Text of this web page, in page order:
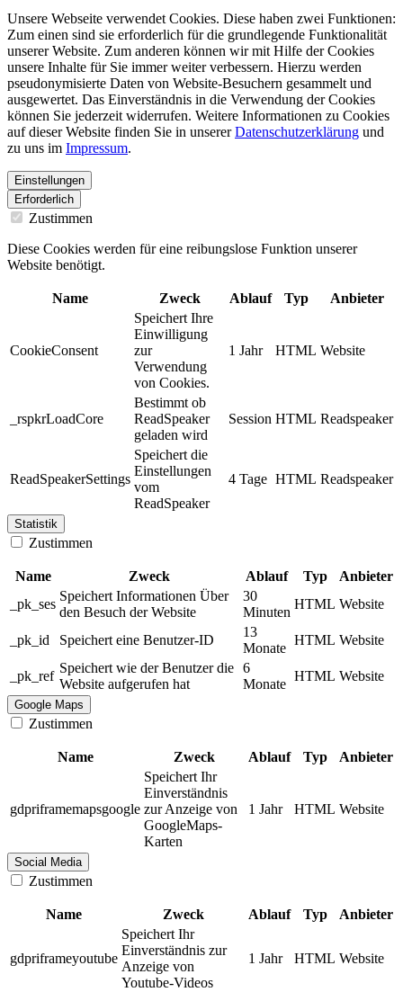
Unsere Webseite verwendet Cookies. Diese haben zwei Funktionen:
Zum einen sind sie erforderlich für die grundlegende Funktionalität
unserer Website. Zum anderen können wir mit Hilfe der Cookies
unsere Inhalte für Sie immer weiter verbessern. Hierzu werden
pseudonymisierte Daten von Website-Besuchern gesammelt und
ausgewertet. Das Einverständnis in die Verwendung der Cookies
können Sie jederzeit widerrufen. Weitere Informationen zu Cookies
auf dieser Website finden Sie in unsererDatenschutzerklärung und
zu uns im Impressum.
Einstellungen
Erforderlich
Zustimmen
Diese Cookies werden für eine reibungslose Funktion unserer
Website benötigt.
Name Zweck Ablauf Typ Anbieter
CookieConsent
Speichert Ihre
Einwilligung
zur
Verwendung
von Cookies.
1 Jahr HTML Website
_rspkrLoadCore
Bestimmt ob
ReadSpeaker
geladen wird
Session HTML Readspeaker
ReadSpeakerSettings
Speichert die
Einstellungen
vom
ReadSpeaker
4 Tage HTML Readspeaker
Statistik
Zustimmen
Name Zweck Ablauf Typ
Anbieter
_pk_ses
Speichert Informationen Über
den Besuch der Website
30
Minuten
HTML Website
_pk_id Speichert eine Benutzer-ID
13
Monate
HTML Website
_pk_ref
Speichert wie der Benutzer die
Website aufgerufen hat
6
Monate
HTML Website
Google Maps
Zustimmen
Name Zweck Ablauf Typ Anbieter
gdpriframemapsgoogle
Speichert Ihr
Einverständnis
zur Anzeige von
GoogleMaps-
Karten
1 Jahr HTML Website
Social Media
Zustimmen
Name Zweck Ablauf Typ Anbieter
gdpriframeyoutube
Speichert Ihr
Einverständnis zur
Anzeige von
Youtube-Videos
1 Jahr HTML Website